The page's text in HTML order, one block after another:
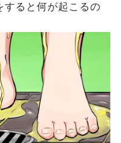
すると何が起こるの